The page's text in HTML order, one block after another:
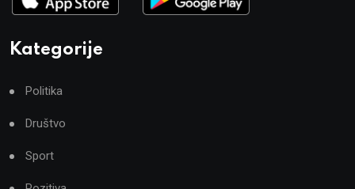
Kategorije
Politika
Društvo
Sport